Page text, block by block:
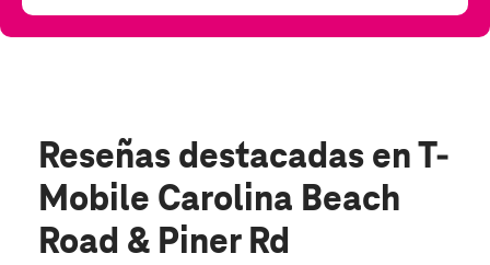
Reseñas destacadas en T-
Mobile Carolina Beach
Road & Piner Rd